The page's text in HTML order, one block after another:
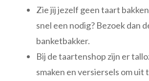
Zie jij jezelf geen taart
snel een nodig? Bezoek dan
banketbakker.
Bij de taartenshop zijn er
smaken en versiersels om uit